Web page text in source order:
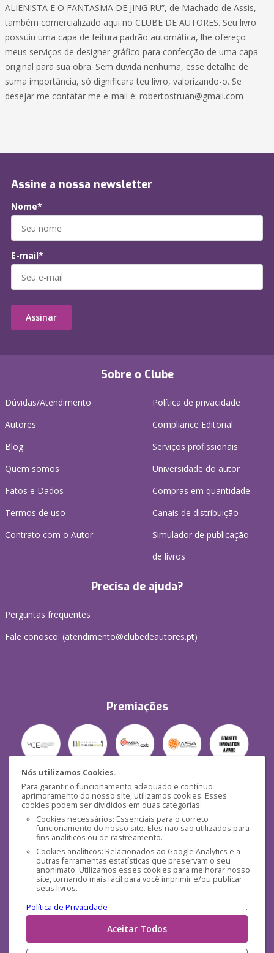
Nós utilizamos Cookies.
Para garantir o funcionamento adequado e contínuo
aprimoramento do nosso site, utilizamos cookies. Esses
cookies podem ser divididos em duas categorias:
Cookies necessários: Essenciais para o correto
funcionamento do nosso site. Eles não são utilizados para
fins analíticos ou de rastreamento.
Cookies analíticos: Relacionados ao Google Analytics e a
outras ferramentas estatísticas que preservam o seu
anonimato. Utilizamos esses cookies para melhorar nosso
site, tornando mais fácil para você imprimir e/ou publicar
seus livros.
Política de Privacidade
.
Aceitar Todos
ALIENISTA E O FANTASMA DE JING RU”, de Machado de Assis,
também comercializado aqui no CLUBE DE AUTORES. Seu livro
possuiu uma capa de feitura padrão automática, lhe ofereço
meus serviços de designer gráfico para confecção de uma capa
original para sua obra. Sem duvida nenhuma, esse detalhe de
suma importância, só dignificara teu livro, valorizando-o. Se
desejar me contatar me e-mail é: robertostruan@gmail.com
Sobre o Clube
Dúvidas/Atendimento
Autores
Blog
Quem somos
Fatos e Dados
Termos de uso
Contrato com o Autor
Política de privacidade
Compliance Editorial
Serviços profissionais
Universidade do autor
Compras em quantidade
Canais de distribuição
Simulador de publicação
de livros
Precisa de ajuda?
Perguntas frequentes
Fale conosco: (atendimento@clubedeautores.pt)
Premiações
Segurança
Mídias Sociais
Assine a nossa newsletter
Nome*
E-mail*
Assinar